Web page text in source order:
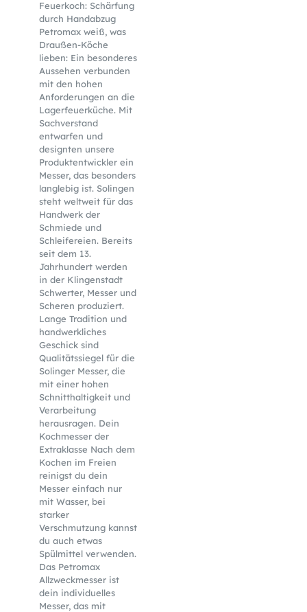
Feuerkoch: Schärfung
durch Handabzug
Petromax weiß, was
Draußen-Köche
lieben: Ein besonderes
Aussehen verbunden
mit den hohen
Anforderungen an die
Lagerfeuerküche. Mit
Sachverstand
entwarfen und
designten unsere
Produktentwickler ein
Messer, das besonders
langlebig ist. Solingen
steht weltweit für das
Handwerk der
Schmiede und
Schleifereien. Bereits
seit dem 13.
Jahrhundert werden
in der Klingenstadt
Schwerter, Messer und
Scheren produziert.
Lange Tradition und
handwerkliches
Geschick sind
Qualitätssiegel für die
Solinger Messer, die
mit einer hohen
Schnitthaltigkeit und
Verarbeitung
herausragen. Dein
Kochmesser der
Extraklasse Nach dem
Kochen im Freien
reinigst du dein
Messer einfach nur
mit Wasser, bei
starker
Verschmutzung kannst
du auch etwas
Spülmittel verwenden.
Das Petromax
Allzweckmesser ist
dein individuelles
Messer, das mit